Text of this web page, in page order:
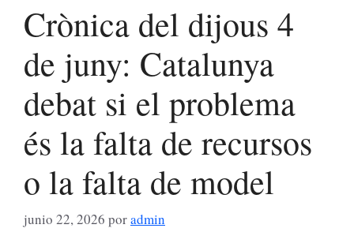
Crònica del dijous 4
de juny: Catalunya
debat si el problema
és la falta de recursos
o la falta de model
junio 22, 2026 poradmin